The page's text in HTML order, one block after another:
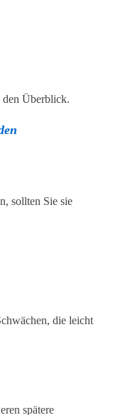
den Überblick.
sollten Sie sie
die leicht
spätere